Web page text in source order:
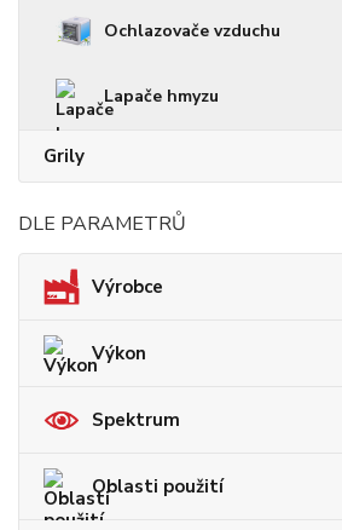
Ochlazovače vzduchu
Lapače hmyzu
Grily
DLE PARAMETRŮ
Výrobce
Výkon
Spektrum
Oblasti použití